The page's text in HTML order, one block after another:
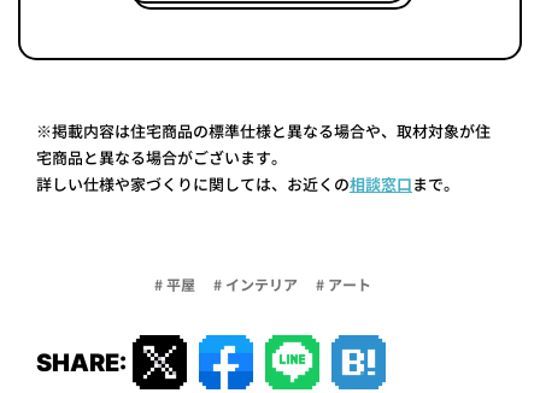
※掲載内容は住宅商品の標準仕様と異なる場合や、取材対象が住
宅商品と異なる場合がございます。
詳しい仕様や家づくりに関しては、お近くの相談窓口まで。
# 平屋 # インテリア # アート
SHARE: